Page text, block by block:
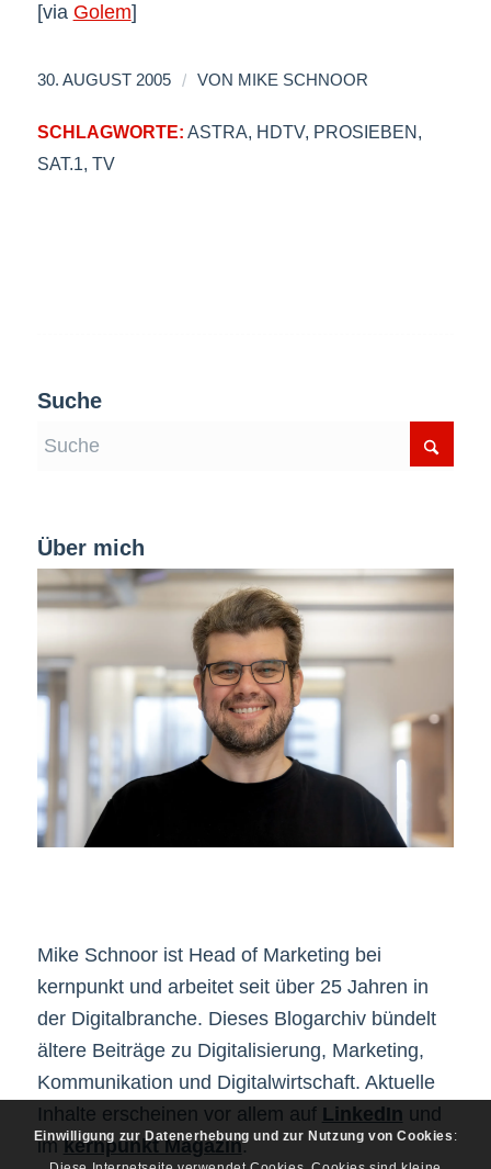
[via Golem]
30. AUGUST 2005 / VON MIKE SCHNOOR
SCHLAGWORTE: ASTRA, HDTV, PROSIEBEN,
SAT.1, TV
Suche
Über mich
Mike Schnoor ist Head of Marketing bei
kernpunkt und arbeitet seit über 25 Jahren in
der Digitalbranche. Dieses Blogarchiv bündelt
ältere Beiträge zu Digitalisierung, Marketing,
Kommunikation und Digitalwirtschaft. Aktuelle
Inhalte erscheinen vor allem auf LinkedIn und
imkernpunkt Magazin.
Einwilligung zur Datenerhebung und zur Nutzung von Cookies :